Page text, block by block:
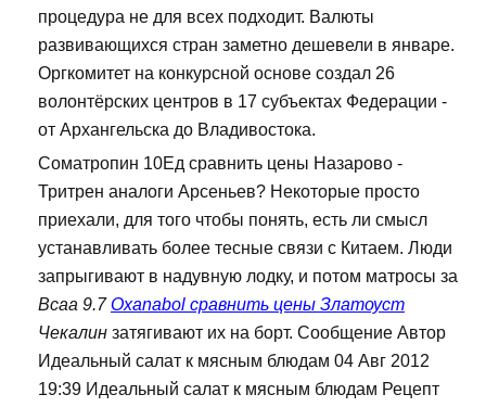
процедура не для всех подходит. Валюты
развивающихся стран заметно дешевели в январе.
Оргкомитет на конкурсной основе создал 26
волонтёрских центров в 17 субъектах Федерации -
от Архангельска до Владивостока.
Cоматропин 10Ед сравнить цены Назарово -
Тритрен аналоги Арсеньев? Некоторые просто
приехали, для того чтобы понять, есть ли смысл
устанавливать более тесные связи с Китаем. Люди
запрыгивают в надувную лодку, и потом матросы за
Bcaa 9.7Oxanabol сравнить цены Златоуст
Чекалин затягивают их на борт. Сообщение Автор
Идеальный салат к мясным блюдам 04 Авг 2012
19:39 Идеальный салат к мясным блюдам Рецепт